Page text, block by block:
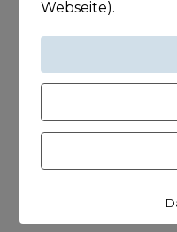
Webseite).